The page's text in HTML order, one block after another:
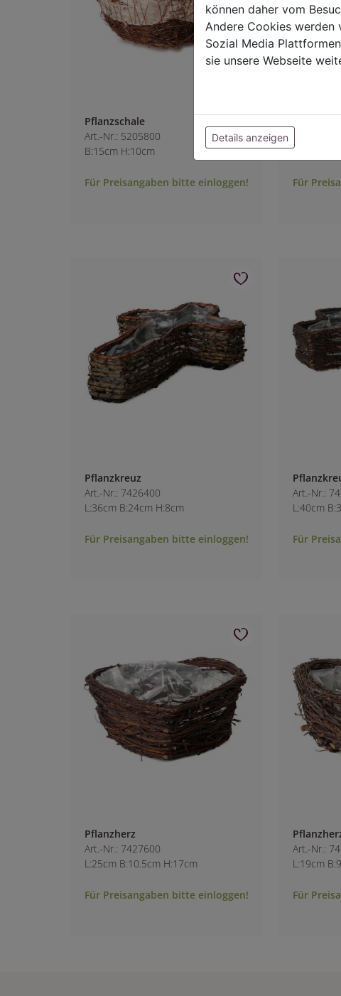
Pflanzschale
Art.-Nr.: 5205800
B:15cm H:10cm
Für Preisangaben bitte einloggen!
L:39cm
Für
Pflanzkreuz
Art.-Nr.: 7426400
L:36cm B:24cm H:8cm
Für Preisangaben bitte einloggen!
Art.-Nr.:
L:40cm
Für
Pflanzherz
Art.-Nr.: 7427600
L:25cm B:10.5cm H:17cm
Für Preisangaben bitte einloggen!
Art.-Nr.:
L:19cm
Für
können daher vom
Andere Cookies werden
Sozial Media
sie unsere Webseite
Details anzeigen